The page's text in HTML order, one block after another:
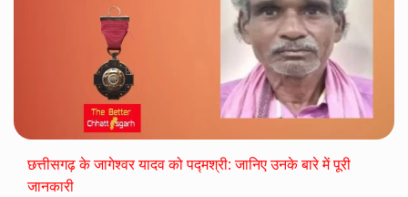
छत्तीसगढ़ के जागेश्वर यादव को पद्मश्री: जानिए उनके बारे में पूरी
जानकारी